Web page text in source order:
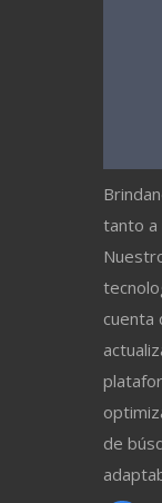
tanto a
cuenta
de